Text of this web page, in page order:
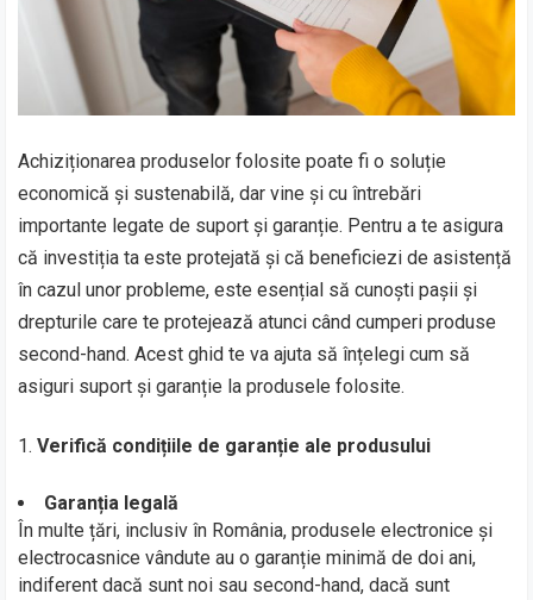
Achiziționarea produselor folosite poate fi o soluție
economică și sustenabilă, dar vine și cu întrebări
importante legate de suport și garanție. Pentru a te asigura
că investiția ta este protejată și că beneficiezi de asistență
în cazul unor probleme, este esențial să cunoști pașii și
drepturile care te protejează atunci când cumperi produse
second-hand. Acest ghid te va ajuta să înțelegi cum să
asiguri suport și garanție la produsele folosite.
Verifică condițiile de garanție ale produsului
Garanția legală
În multe țări, inclusiv în România, produsele electronice și
electrocasnice vândute au o garanție minimă de doi ani,
indiferent dacă sunt noi sau second-hand, dacă sunt